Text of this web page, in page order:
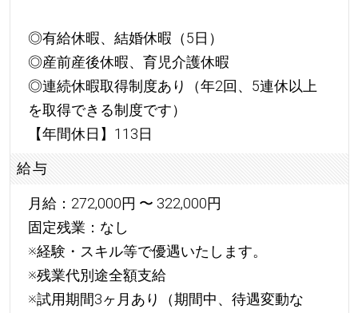
◎有給休暇、結婚休暇（5日）
◎産前産後休暇、育児介護休暇
◎連続休暇取得制度あり（年2回、5連休以上
を取得できる制度です）
【年間休日】113日
給与
月給：272,000円 〜 322,000円
固定残業：なし
※経験・スキル等で優遇いたします。
※残業代別途全額支給
※試用期間3ヶ月あり（期間中、待遇変動な